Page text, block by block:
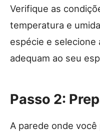
Verifique as
temperatura e
espécie e selecione
adequam ao seu
Passo 2:
A parede onde